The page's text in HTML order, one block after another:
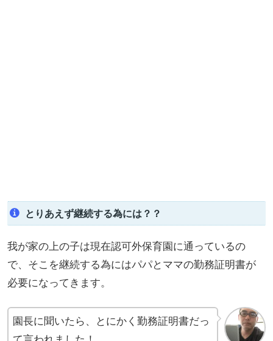
とりあえず継続する為には？？
我が家の上の子は現在認可外保育園に通っているの
で、そこを継続する為にはパパとママの勤務証明書が
必要になってきます。
園長に聞いたら、とにかく勤務証明書だっ